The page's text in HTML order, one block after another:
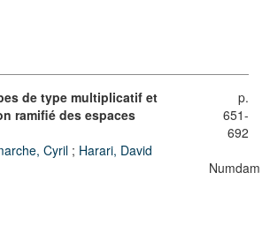
de type multiplicatif et
ramifié des espaces
Cyril ; Harari, David
p.
651-
692
Numdam